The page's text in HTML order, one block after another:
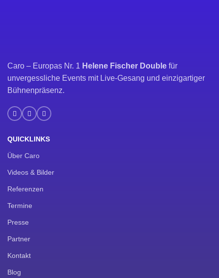
Caro – Europas Nr. 1 Helene Fischer Double für
unvergessliche Events mit Live-Gesang und einzigartiger
Bühnenpräsenz.
QUICKLINKS
Über Caro
Videos & Bilder
Referenzen
Termine
Presse
Partner
Kontakt
Blog